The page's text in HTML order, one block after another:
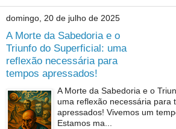
domingo, 20 de julho de 2025
A Morte da Sabedoria e o
Triunfo do Superficial: uma
reflexão necessária para
tempos apressados!
A Morte da Sabedoria e o
uma reflexão necessária para
apressados! Vivemos um
Estamos ma...